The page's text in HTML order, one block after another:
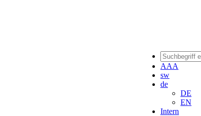
AAA
sw
de
DE
EN
Intern